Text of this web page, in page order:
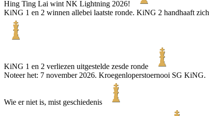
Hing Ting Lai wint NK Lightning 2026!
KiNG 1 en 2 winnen allebei laatste ronde. KiNG 2 handhaaft zich
KiNG 1 en 2 verliezen uitgestelde zesde ronde
Noteer het: 7 november 2026. Kroegenloperstoernooi SG KiNG.
Wie er niet is, mist geschiedenis